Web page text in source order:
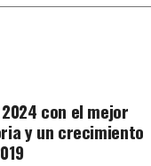
con el mejor
y un crecimiento